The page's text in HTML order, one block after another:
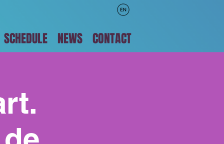
SCHEDULE NEWS CONTACT